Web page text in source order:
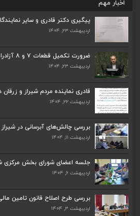
اخبار مهم
پیگیری دکتر قادری و سایر
اردیبهشت ۲۳, ۱۴۰۴
ضرورت تکمیل قطعات ۷ و ۸ آزادراه شیراز به اصفه...
اردیبهشت ۲۳, ۱۴۰۴
قادری نماینده مردم شیراز و
اردیبهشت ۲۲, ۱۴۰۴
بررسی چالش‌های آبرسانی در
اردیبهشت ۱۱, ۱۴۰۴
جلسه اعضای شورای بخش مرکزی
اردیبهشت ۶, ۱۴۰۴
بررسی طرح اصلاح قانون تامین
اردیبهشت ۳, ۱۴۰۴
ضرورت تکمیل قطعات ۷ و ۸ آزادراه شیراز به اصفه...
اردیبهشت ۲۳, ۱۴۰۴
قادری نماینده مردم شیراز و زرقان در مجلس
بررسی چالش‌های آبرسانی در شیراز و زرقان در
جلسه اعضای شورای بخش مرکزی شیراز با دفتر
پیگیری دکتر قادری و سایر نمایندگان شیراز
اردیبهشت ۲۳, ۱۴۰۴